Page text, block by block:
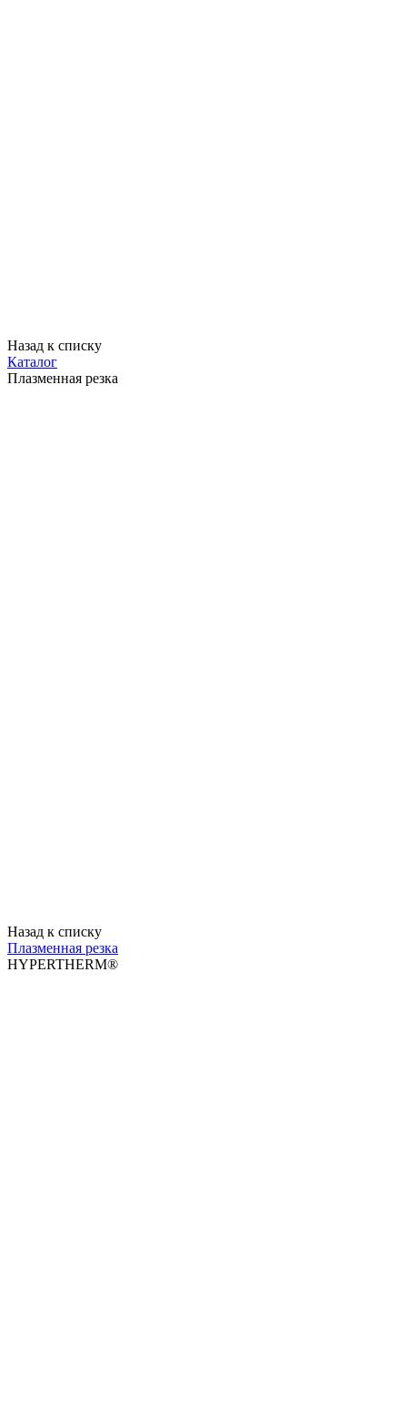
Назад к списку
Каталог
Плазменная резка
Назад к списку
Плазменная резка
HYPERTHERM®